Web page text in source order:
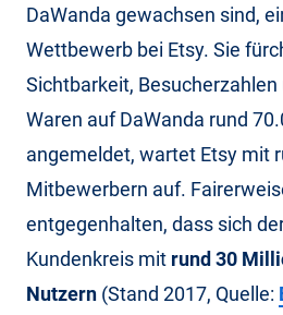
DaWanda gewachsen sind,
Wettbewerb bei Etsy. Sie
Sichtbarkeit,
Waren auf DaWanda rund
angemeldet, wartet Etsy mit
Mitbewerbern auf.
entgegenhalten, dass sich
Kundenkreis mit rund 30
Nutzern (Stand 2017, Quelle: